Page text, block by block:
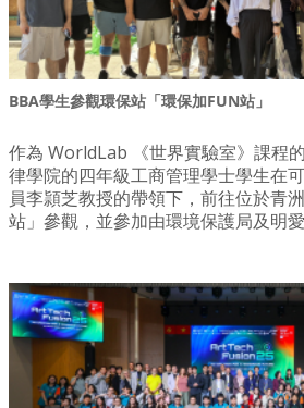
BBA學生參觀環保站「環保加FUN站」
作為 WorldLab 《世界實驗室》課程
律學院的四年級工商管理學士學生在
員李頴芝教授的帶領下，前往位於青
站」參觀，並參加由環境保護局及明